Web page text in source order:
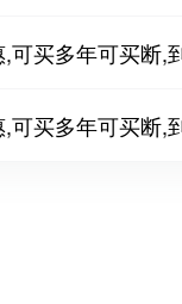
可买多年可买断,
可买多年可买断,